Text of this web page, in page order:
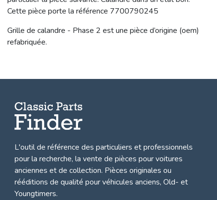
Cette pièce porte la référence 7700790245
Grille de calandre - Phase 2 est une pièce d’origine (oem)
refabriquée.
L'outil de référence des particuliers et professionnels
pour la recherche, la vente de pièces pour voitures
anciennes et de collection. Pièces originales ou
rééditions de qualité pour véhicules anciens, Old- et
Youngtimers.